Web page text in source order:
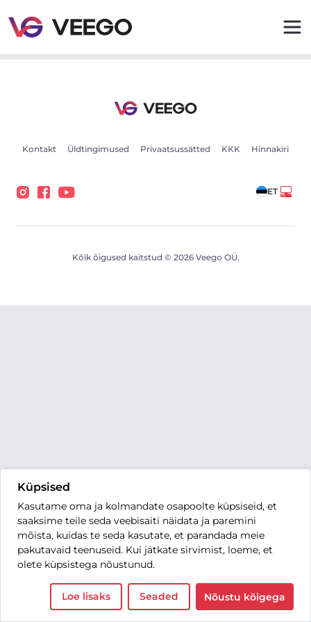
Küpsised
Kasutame oma ja kolmandate osapoolte küpsiseid, et
saaksime teile seda veebisaiti näidata ja paremini
mõista, kuidas te seda kasutate, et parandada meie
pakutavaid teenuseid. Kui jätkate sirvimist, loeme, et
olete küpsistega nõustunud.
Loe lisaks Seaded Nõustu kõigega
Kontakt Üldtingimused Privaatsussätted KKK Hinnakiri
ET
Kõik õigused kaitstud © 2026 Veego OÜ.